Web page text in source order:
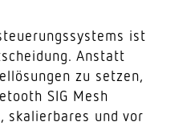
ist
Anstatt
zu setzen,
SIG Mesh
skalier­bares und vor